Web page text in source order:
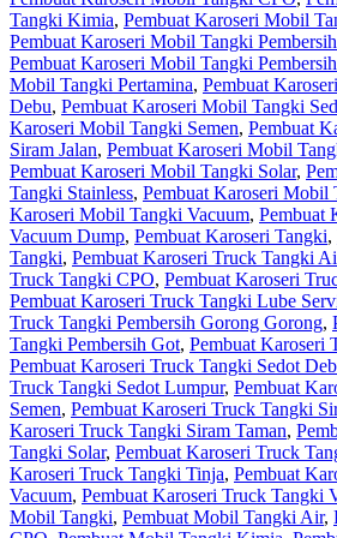
Tangki Kimia, Pembuat Karoseri Mobil
Pembuat Karoseri Mobil Tangki
Pembuat Karoseri Mobil Tangki
Mobil Tangki Pertamina, Pembuat
Debu, Pembuat Karoseri Mobil Tangki
Karoseri Mobil Tangki Semen, Pembuat
Siram Jalan, Pembuat Karoseri Mobil
Pembuat Karoseri Mobil Tangki Solar,
Tangki Stainless, Pembuat Karoseri Mobil
Karoseri Mobil Tangki Vacuum, Pembuat
Vacuum Dump, Pembuat Karoseri Tangki,
Tangki, Pembuat Karoseri Truck Tangki
Truck Tangki CPO, Pembuat Karoseri
Pembuat Karoseri Truck Tangki Lube
Truck Tangki Pembersih Gorong Gorong,
Tangki Pembersih Got, Pembuat Karoseri
Pembuat Karoseri Truck Tangki Sedot
Truck Tangki Sedot Lumpur, Pembuat
Semen, Pembuat Karoseri Truck Tangki
Karoseri Truck Tangki Siram Taman,
Tangki Solar, Pembuat Karoseri Truck
Karoseri Truck Tangki Tinja, Pembuat
Vacuum, Pembuat Karoseri Truck Tangki
Mobil Tangki, Pembuat Mobil Tangki Air,